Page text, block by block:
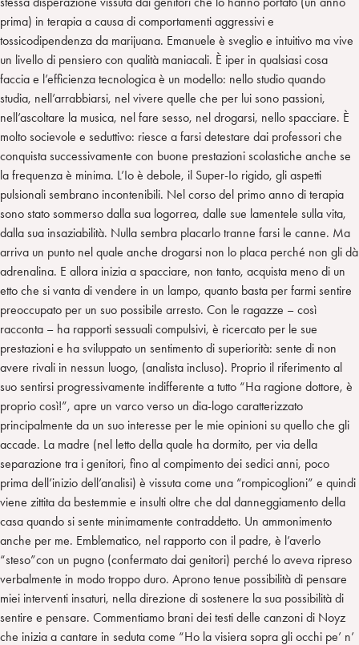
prima) in terapia a causa di comportamenti aggressivi e
tossicodipendenza da marijuana. Emanuele è sveglio e intuitivo ma vive
un livello di pensiero con qualità maniacali. È iper in qualsiasi cosa
faccia e l’efficienza tecnologica è un modello: nello studio quando
studia, nell’arrabbiarsi, nel vivere quelle che per lui sono passioni,
nell’ascoltare la musica, nel fare sesso, nel drogarsi, nello spacciare. È
molto socievole e seduttivo: riesce a farsi detestare dai professori che
conquista successivamente con buone prestazioni scolastiche anche se
la frequenza è minima. L’Io è debole, il Super-Io rigido, gli aspetti
pulsionali sembrano incontenibili. Nel corso del primo anno di terapia
sono stato sommerso dalla sua logorrea, dalle sue lamentele sulla vita,
dalla sua insaziabilità. Nulla sembra placarlo tranne farsi le canne. Ma
arriva un punto nel quale anche drogarsi non lo placa perché non gli dà
adrenalina. E allora inizia a spacciare, non tanto, acquista meno di un
etto che si vanta di vendere in un lampo, quanto basta per farmi sentire
preoccupato per un suo possibile arresto. Con le ragazze – così
racconta – ha rapporti sessuali compulsivi, è ricercato per le sue
prestazioni e ha sviluppato un sentimento di superiorità: sente di non
avere rivali in nessun luogo, (analista incluso). Proprio il riferimento al
suo sentirsi progressivamente indifferente a tutto “Ha ragione dottore, è
proprio così!”, apre un varco verso un dia-logo caratterizzato
principalmente da un suo interesse per le mie opinioni su quello che gli
accade. La madre (nel letto della quale ha dormito, per via della
separazione tra i genitori, fino al compimento dei sedici anni, poco
prima dell’inizio dell’analisi) è vissuta come una “rompicoglioni” e quindi
viene zittita da bestemmie e insulti oltre che dal danneggiamento della
casa quando si sente minimamente contraddetto. Un ammonimento
anche per me. Emblematico, nel rapporto con il padre, è l’averlo
“steso”con un pugno (confermato dai genitori) perché lo aveva ripreso
verbalmente in modo troppo duro. Aprono tenue possibilità di pensare
miei interventi insaturi, nella direzione di sostenere la sua possibilità di
sentire e pensare. Commentiamo brani dei testi delle canzoni di Noyz
che inizia a cantare in seduta come “Ho la visiera sopra gli occhi pe’ n’